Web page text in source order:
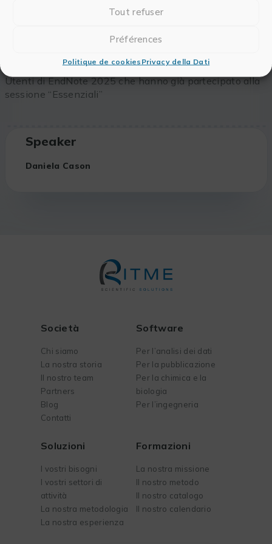
Tout refuser
Préférences
Politique de cookies Privacy della Dati
b) Novità 2025: Trovare una rivista in Cite
Utenti di EndNote 2025 che hanno già partecipato alla
sessione “Essenziali”
Speaker
Daniela Cason
Società
Chi siamo
La nostra storia
Il nostro team
Partners
Blog
Contatti
Software
Per l’analisi dei dati
Per la pubblicazione
Per la chimica e la
biologia
Per l’ingegneria
Soluzioni
I vostri bisogni
I vostri settori di
attività
La nostra metodologia
La nostra esperienza
Formazioni
La nostra missione
Il nostro metodo
Il nostro catalogo
Il nostro calendario